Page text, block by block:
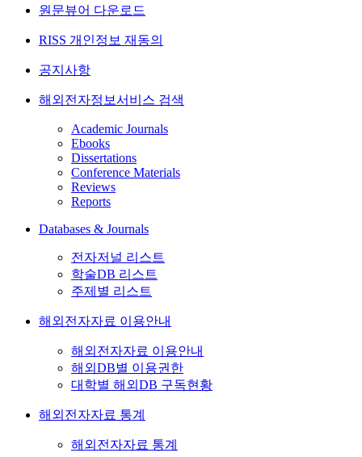
원문뷰어 다운로드
RISS 개인정보 재동의
공지사항
해외전자정보서비스 검색
Academic Journals
Ebooks
Dissertations
Conference Materials
Reviews
Reports
Databases & Journals
전자저널 리스트
학술DB 리스트
주제별 리스트
해외전자자료 이용안내
해외전자자료 이용안내
해외DB별 이용권한
대학별 해외DB 구독현황
해외전자자료 통계
해외전자자료 통계